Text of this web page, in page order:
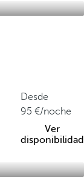
Desde
95
/noche
Ver
disponibilidad